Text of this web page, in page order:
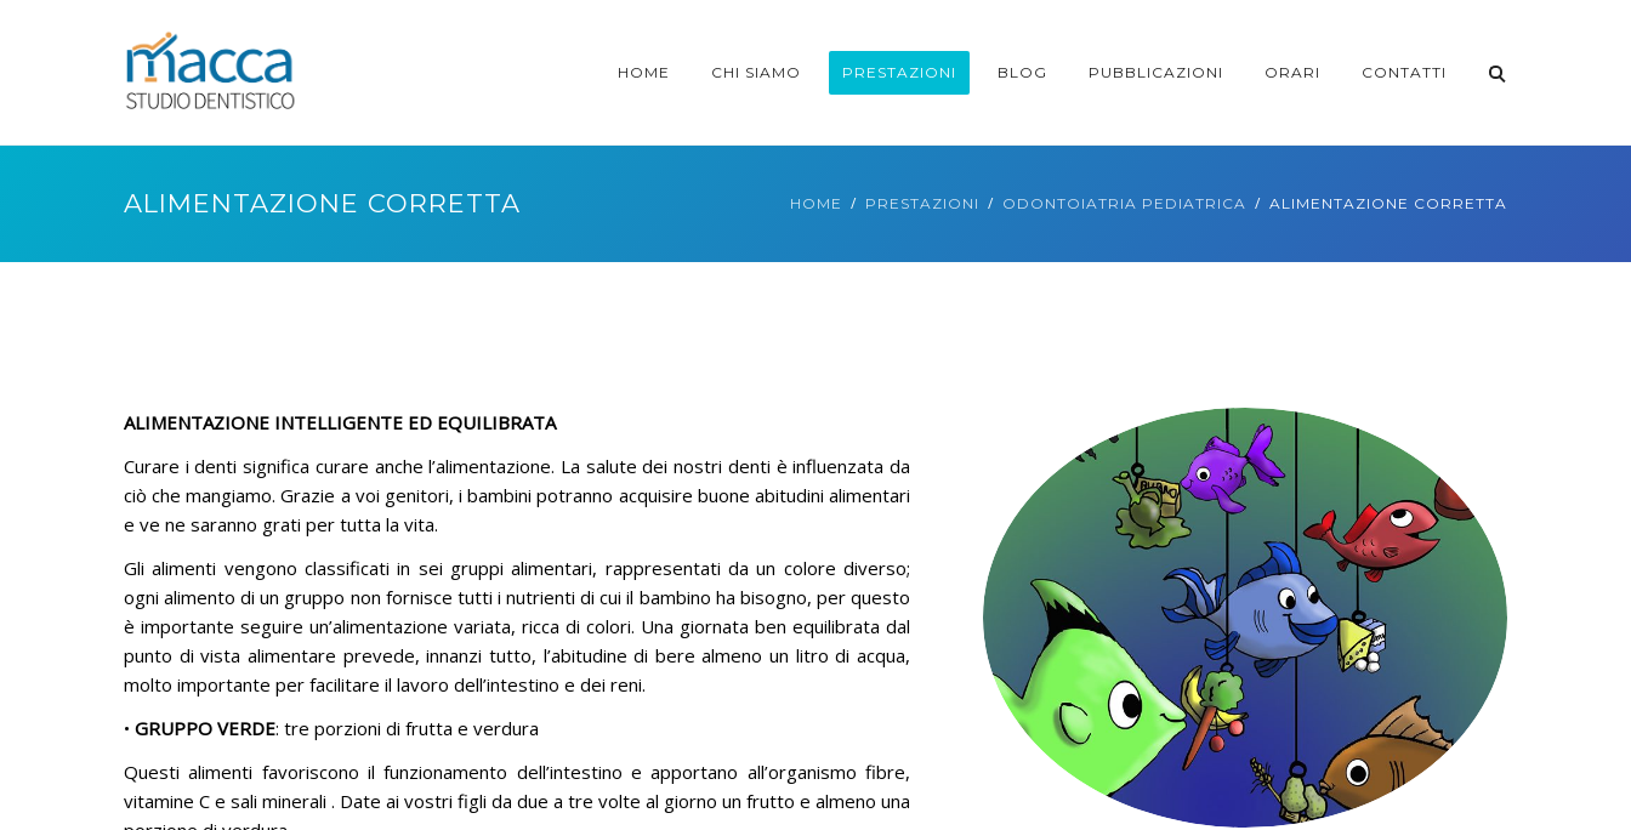
HOME CHI SIAMO PRESTAZIONI BLOG PUBBLICAZIONI ORARI CONTATTI
ALIMENTAZIONE CORRETTA HOME PRESTAZIONI ODONTOIATRIA PEDIATRICA ALIMENTAZIONE CORRETTA
ALIMENTAZIONE INTELLIGENTE ED EQUILIBRATA
Curare i denti significa curare anche l’alimentazione. La salute dei nostri denti è influenzata da
ciò che mangiamo. Grazie a voi genitori, i bambini potranno acquisire buone abitudini alimentari
e ve ne saranno grati per tutta la vita.
Gli alimenti vengono classificati in sei gruppi alimentari, rappresentati da un colore diverso;
ogni alimento di un gruppo non fornisce tutti i nutrienti di cui il bambino ha bisogno, per questo
è importante seguire un’alimentazione variata, ricca di colori. Una giornata ben equilibrata dal
punto di vista alimentare prevede, innanzi tutto, l’abitudine di bere almeno un litro di acqua,
molto importante per facilitare il lavoro dell’intestino e dei reni.
• GRUPPO VERDE: tre porzioni di frutta e verdura
Questi alimenti favoriscono il funzionamento dell’intestino e apportano all’organismo fibre,
vitamine C e sali minerali . Date ai vostri figli da due a tre volte al giorno un frutto e almeno una